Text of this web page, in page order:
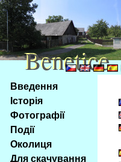
Na
obsah
stránky
Klávesové
zkratky
tomto
Введення
Історія
Фотографії
Події
Околиця
Для скачування
Benetice
Benetice